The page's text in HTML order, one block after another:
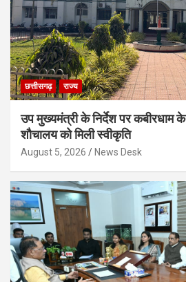
छत्तीसगढ़ राज्य
उप मुख्यमंत्री के निर्देश पर कबीरधाम
शौचालय को मिली स्वीकृति
August 5, 2026 News Desk